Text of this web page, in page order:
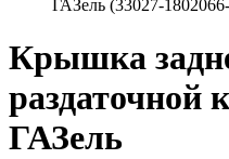
ГАЗель (33027-
Крышка
раздаточной
ГАЗель